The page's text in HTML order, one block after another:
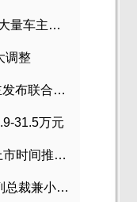
无法按时提车！！长安深蓝SL03遭大量车主投诉
调整
权益“缩水”、虚假宣传？智己L7车主发布联合维权声明
31.5万元
特斯拉将Cybertruck电动货车生产上市时间推迟到2023年初
小米集团任命于立国担任小米汽车副总裁兼小米汽车北京总部政委